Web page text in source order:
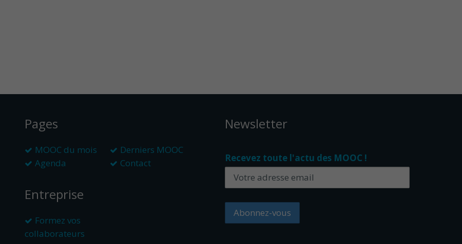
Pages
MOOC du mois
Derniers MOOC
Agenda
Contact
Entreprise
Formez vos
collaborateurs
Newsletter
Recevez toute l'actu des MOOC !